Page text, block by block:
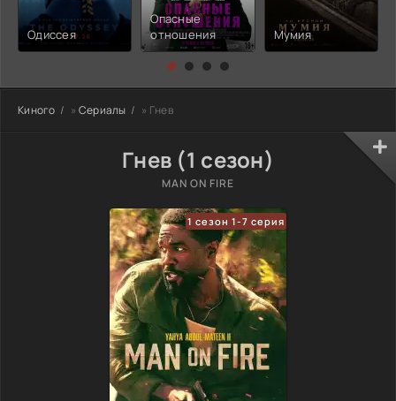
Одиссея
Опасные
отношения
Мумия
Киного » Сериалы » Гнев
Гнев (1 сезон)
MAN ON FIRE
1 сезон 1-7 серия